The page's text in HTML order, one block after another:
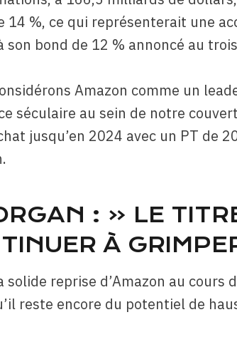
14 %, ce qui représenterait une
son bond de 12 % annoncé au
Amazon comme un
séculaire au sein de notre
jusqu’en 2024 avec un PT de
: « LE
À
solide reprise d’Amazon au cours
reste encore du potentiel de